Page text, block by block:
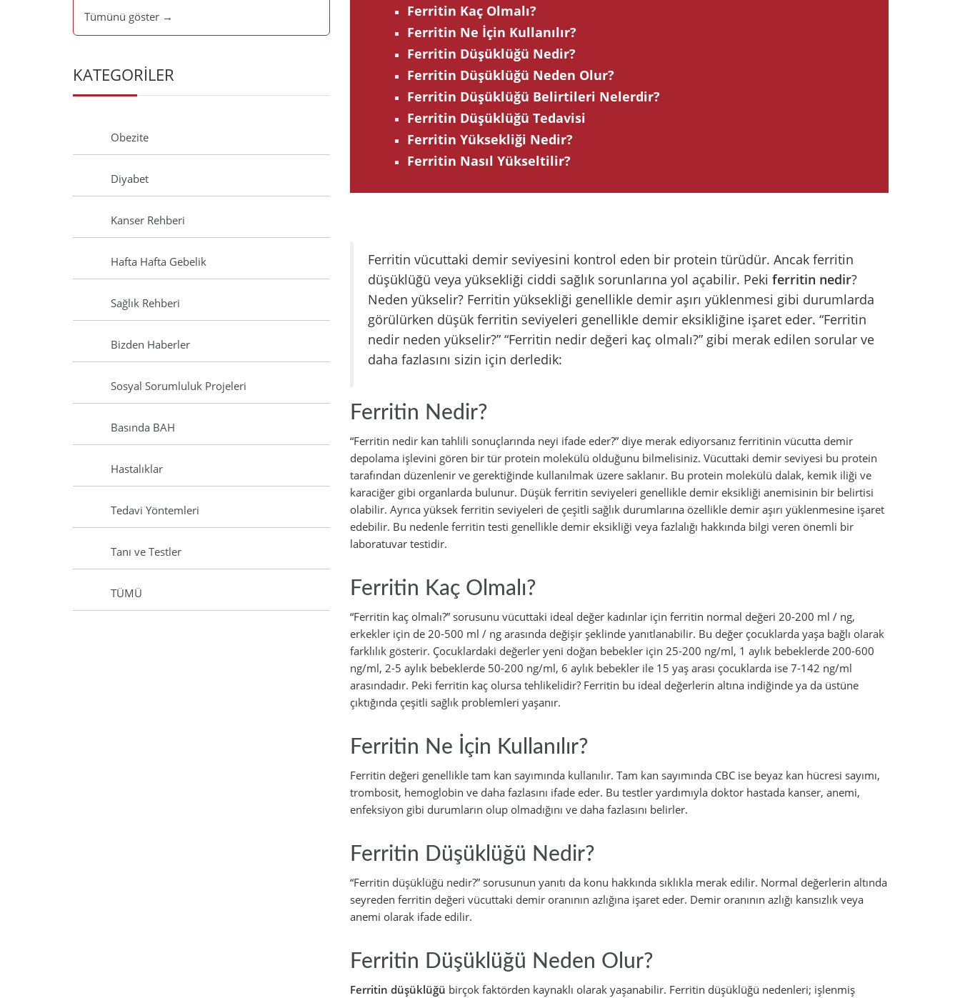
Ferritin Kaç Olmalı?
Ferritin Ne İçin Kullanılır?
Ferritin Düşüklüğü Nedir?
Ferritin Düşüklüğü Neden Olur?
Ferritin Düşüklüğü Belirtileri Nelerdir?
Ferritin Düşüklüğü Tedavisi
Ferritin Yüksekliği Nedir?
Ferritin Nasıl Yükseltilir?
Ferritin vücuttaki demir seviyesini kontrol eden bir protein türüdür. Ancak ferritin
düşüklüğü veya yüksekliği ciddi sağlık sorunlarına yol açabilir. Peki ferritin nedir?
Neden yükselir? Ferritin yüksekliği genellikle demir aşırı yüklenmesi gibi durumlarda
görülürken düşük ferritin seviyeleri genellikle demir eksikliğine işaret eder. “Ferritin
nedir neden yükselir?” “Ferritin nedir değeri kaç olmalı?” gibi merak edilen sorular ve
daha fazlasını sizin için derledik:
Ferritin Nedir?
“Ferritin nedir kan tahlili sonuçlarında neyi ifade eder?” diye merak ediyorsanız ferritinin vücutta demir
depolama işlevini gören bir tür protein molekülü olduğunu bilmelisiniz. Vücuttaki demir seviyesi bu protein
tarafından düzenlenir ve gerektiğinde kullanılmak üzere saklanır. Bu protein molekülü dalak, kemik iliği ve
karaciğer gibi organlarda bulunur. Düşük ferritin seviyeleri genellikle demir eksikliği anemisinin bir belirtisi
olabilir. Ayrıca yüksek ferritin seviyeleri de çeşitli sağlık durumlarına özellikle demir aşırı yüklenmesine işaret
edebilir. Bu nedenle ferritin testi genellikle demir eksikliği veya fazlalığı hakkında bilgi veren önemli bir
laboratuvar testidir.
Ferritin Kaç Olmalı?
“Ferritin kaç olmalı?” sorusunu vücuttaki ideal değer kadınlar için ferritin normal değeri 20-200 ml / ng,
erkekler için de 20-500 ml / ng arasında değişir şeklinde yanıtlanabilir. Bu değer çocuklarda yaşa bağlı olarak
farklılık gösterir. Çocuklardaki değerler yeni doğan bebekler için 25-200 ng/ml, 1 aylık bebeklerde 200-600
ng/ml, 2-5 aylık bebeklerde 50-200 ng/ml, 6 aylık bebekler ile 15 yaş arası çocuklarda ise 7-142 ng/ml
arasındadır. Peki ferritin kaç olursa tehlikelidir? Ferritin bu ideal değerlerin altına indiğinde ya da üstüne
çıktığında çeşitli sağlık problemleri yaşanır.
Ferritin Ne İçin Kullanılır?
Ferritin değeri genellikle tam kan sayımında kullanılır. Tam kan sayımında CBC ise beyaz kan hücresi sayımı,
trombosit, hemoglobin ve daha fazlasını ifade eder. Bu testler yardımıyla doktor hastada kanser, anemi,
enfeksiyon gibi durumların olup olmadığını ve daha fazlasını belirler.
Ferritin Düşüklüğü Nedir?
“Ferritin düşüklüğü nedir?” sorusunun yanıtı da konu hakkında sıklıkla merak edilir. Normal değerlerin altında
seyreden ferritin değeri vücuttaki demir oranının azlığına işaret eder. Demir oranının azlığı kansızlık veya
anemi olarak ifade edilir.
Ferritin Düşüklüğü Neden Olur?
Ferritin düşüklüğü birçok faktörden kaynaklı olarak yaşanabilir. Ferritin düşüklüğü nedenleri; işlenmiş
Tümünü göster →
KATEGORİLER
Obezite
Diyabet
Kanser Rehberi
Hafta Hafta Gebelik
Sağlık Rehberi
Bizden Haberler
Sosyal Sorumluluk Projeleri
Basında BAH
Hastalıklar
Tedavi Yöntemleri
Tanı ve Testler
TÜMÜ